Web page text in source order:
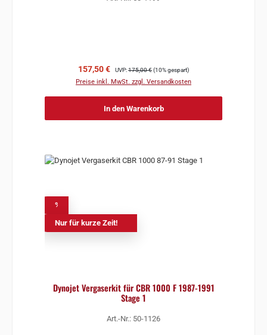
Verkaufspreis:
157,50 € Regulärer Preis:
UVP:175,00 €(10% gespart)
Preise inkl. MwSt. zzgl. Versandkosten
In den Warenkorb
Nur für kurze Zeit!
Dynojet Vergaserkit für CBR 1000 F 1987-1991
Stage 1
Art.-Nr.: 50-1126